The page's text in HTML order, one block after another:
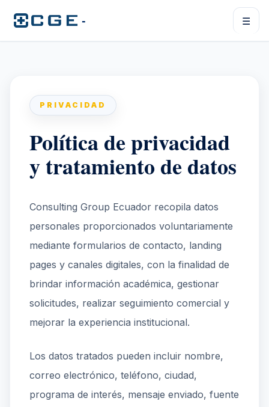
- ☰
PRIVACIDAD
Política de privacidad
y tratamiento de datos
Consulting Group Ecuador recopila datos
personales proporcionados voluntariamente
mediante formularios de contacto, landing
pages y canales digitales, con la finalidad de
brindar información académica, gestionar
solicitudes, realizar seguimiento comercial y
mejorar la experiencia institucional.
Los datos tratados pueden incluir nombre,
correo electrónico, teléfono, ciudad,
programa de interés, mensaje enviado, fuente